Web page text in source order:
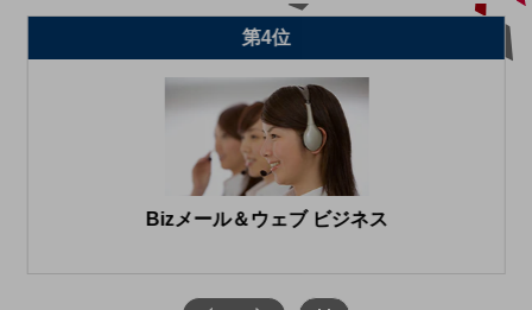
中堅中小企業向け
課題やニーズに合ったサービスをご紹介し、
中堅中小企業のビジネスをサポート！
第4位
Bizメール＆ウェブ ビジネス